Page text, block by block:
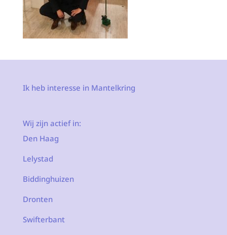
Ik heb interesse in Mantelkring
Wij zijn actief in:
Den Haag
Lelystad
Biddinghuizen
Dronten
Swifterbant